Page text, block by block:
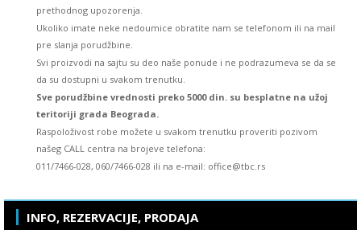
prethodnog upozorenja.
Ukoliko imate neke nedoumice obratite nam se telefonom ili na mail
pre slanja porudžbine.
Svi proizvodi na sajtu su deo naše ponude i ne podrazumeva se da se
da su dostupni u svakom trenutku.
Sve porudžbine vrednosti preko 5000 din. su besplatne na užoj
teritoriji grada Beograda.
Raspoloživost robe možete u svakom trenutku proveriti pozivom
našeg CALL centra na brojeve telefona:
011/7466-028, 060/7466-028 ili na e-mail: office@tbc.rs
INFO, REZERVACIJE, PRODAJA